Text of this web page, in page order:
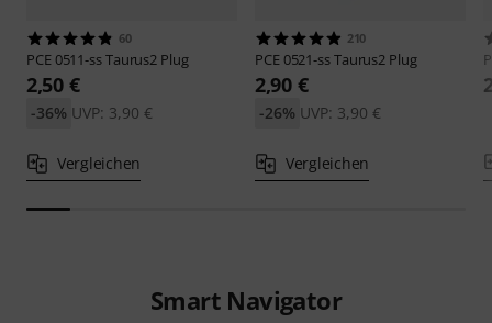
60
PCE 0511-ss Taurus2 Plug
2,50 €
UVP: 3,90 €
-36%
Vergleichen
210
PCE 0521-ss Taurus2 Plug
2,90 €
UVP: 3,90 €
-26%
Vergleichen
Smart Navigator